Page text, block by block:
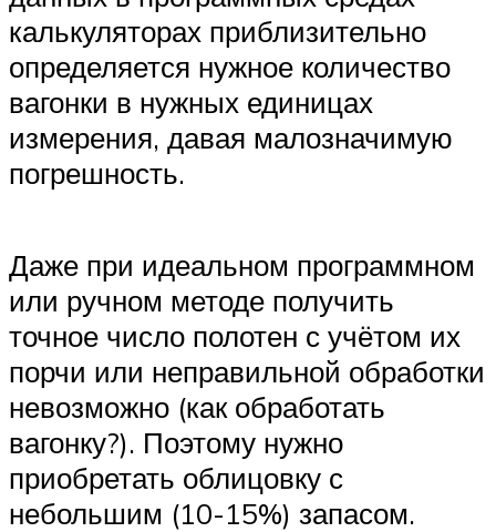
калькуляторах приблизительно
определяется нужное количество
вагонки в нужных единицах
измерения, давая малозначимую
погрешность.
Даже при идеальном программном
или ручном методе получить
точное число полотен с учётом их
порчи или неправильной обработки
невозможно (как обработать
вагонку?). Поэтому нужно
приобретать облицовку с
небольшим (10-15%) запасом.